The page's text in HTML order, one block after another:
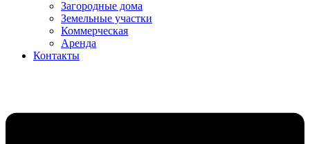
Загородные дома
Земельные участки
Коммерческая
Аренда
Контакты